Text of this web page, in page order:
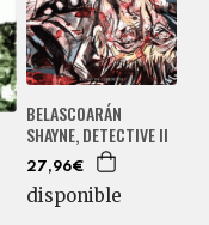
BELASCOARÁN
SHAYNE, DETECTIVE II
27,96€
disponible